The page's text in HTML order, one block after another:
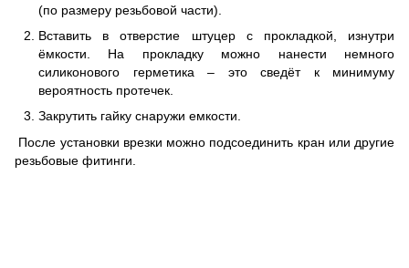
(по размеру резьбовой части).
Вставить в отверстие штуцер с прокладкой, изнутри
ёмкости. На прокладку можно нанести немного
силиконового герметика – это сведёт к минимуму
вероятность протечек.
Закрутить гайку снаружи емкости.
После установки врезки можно подсоединить кран или другие
резьбовые фитинги.